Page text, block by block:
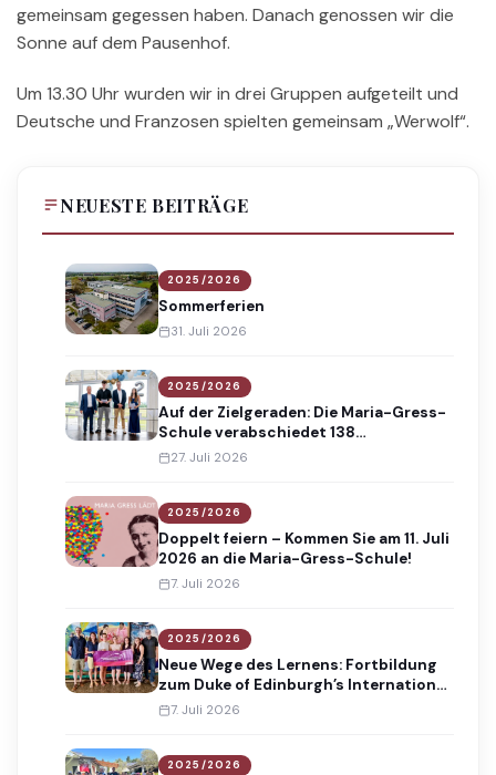
gemeinsam gegessen haben. Danach genossen wir die
Sonne auf dem Pausenhof.
Um 13.30 Uhr wurden wir in drei Gruppen aufgeteilt und
Deutsche und Franzosen spielten gemeinsam „Werwolf“.
NEUESTE BEITRÄGE
2025/2026
Sommerferien
31. Juli 2026
2025/2026
Auf der Zielgeraden: Die Maria-Gress-
Schule verabschiedet 138
Absolventinnen und Absolventen
27. Juli 2026
2025/2026
Doppelt feiern – Kommen Sie am 11. Juli
2026 an die Maria-Gress-Schule!
7. Juli 2026
2025/2026
Neue Wege des Lernens: Fortbildung
zum Duke of Edinburgh’s International
Award
7. Juli 2026
2025/2026